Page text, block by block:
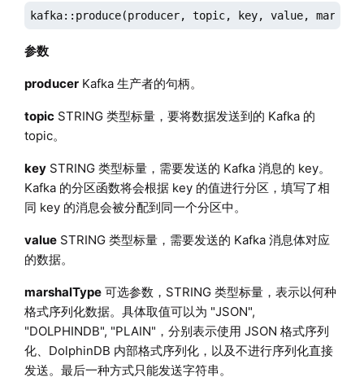
kafka::produce(producer, topic, key, value,
参数
producerKafka 生产者的句柄。
topicSTRING 类型标量，要将数据发送到的 Kafka 的
topic。
keySTRING 类型标量，需要发送的 Kafka 消息的 key。
Kafka 的分区函数将会根据 key 的值进行分区，填写了相
同 key 的消息会被分配到同一个分区中。
valueSTRING 类型标量，需要发送的 Kafka 消息体对应
的数据。
marshalType可选参数，STRING 类型标量，表示以何种
格式序列化数据。具体取值可以为 "JSON",
"DOLPHINDB", "PLAIN"，分别表示使用 JSON 格式序列
化、DolphinDB 内部格式序列化，以及不进行序列化直接
发送。最后一种方式只能发送字符串。